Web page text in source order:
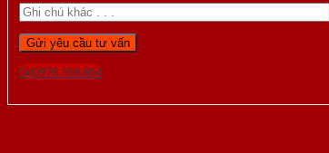
Gọi 0976.169.864